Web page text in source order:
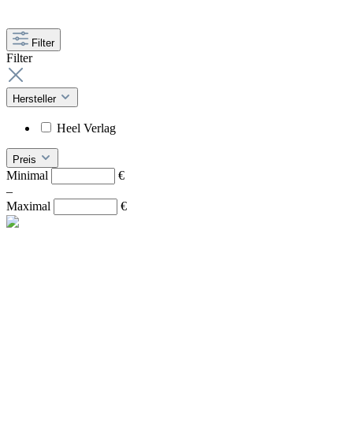
Filter
Filter
Hersteller
Heel Verlag
Preis
Minimal
€
–
Maximal
€